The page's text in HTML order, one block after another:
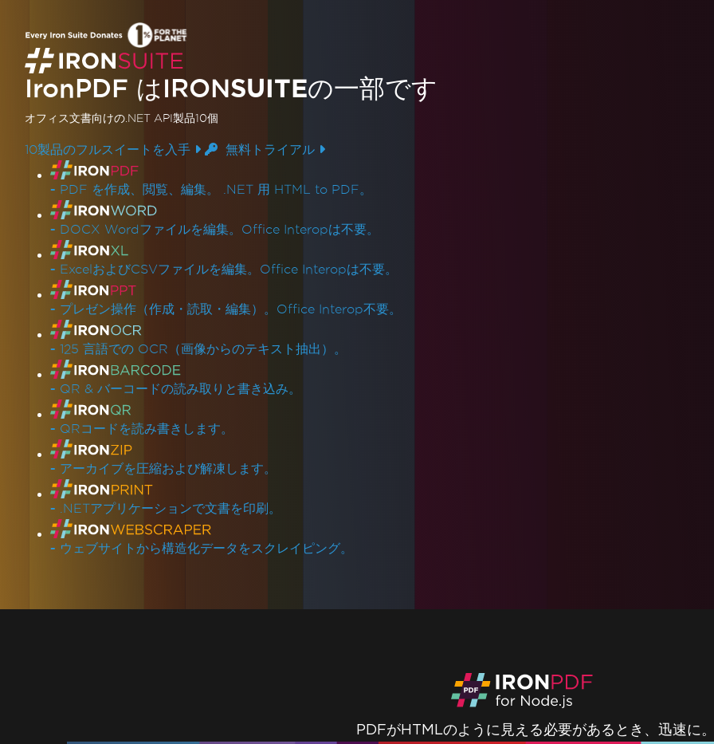
IronPDF はIRONSUITEの一部です
オフィス文書向けの.NET API製品10個
10製品のフルスイートを入手 無料トライアル
製品リンク
- PDF を作成、閲覧、編集。 .NET 用 HTML to PDF。
- DOCX Wordファイルを編集。Office Interopは不要。
- ExcelおよびCSVファイルを編集。Office Interopは不要。
- プレゼン操作（作成・読取・編集）。Office Interop不要。
- 125 言語での OCR（画像からのテキスト抽出）。
- QR & バーコードの読み取りと書き込み。
- QRコードを読み書きします。
- アーカイブを圧縮および解凍します。
- .NETアプリケーションで文書を印刷。
- ウェブサイトから構造化データをスクレイピング。
PDFがHTMLのように見える必要があるとき、迅速に。